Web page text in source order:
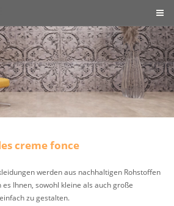
creme fonce
werden aus nachhaltigen Rohstoffen
Ihnen, sowohl kleine als auch große
zu gestalten.